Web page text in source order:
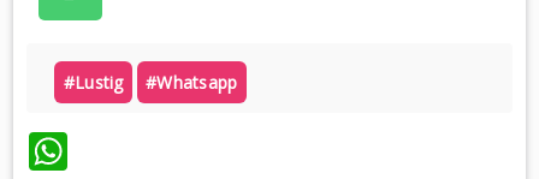
#lustig #whatsapp
WhatsApp